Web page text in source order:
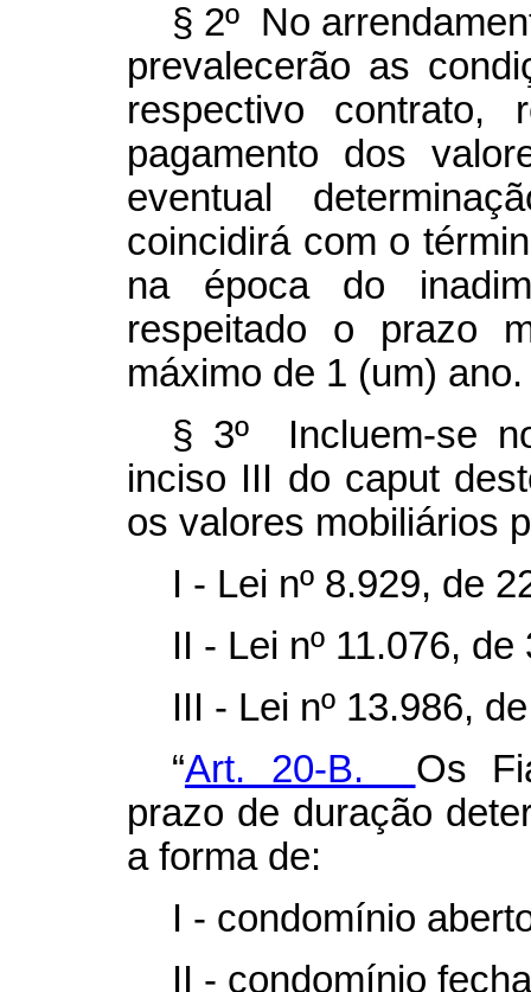
§ 2º No
prevalecerão as
respectivo
pagamento dos
eventual
coincidirá com o
na época do
respeitado o prazo
máximo de 1 (um) ano.
§ 3º Incluem-se
inciso III do caput
os valores mobiliários
I - Lei nº 8.929, de
II - Lei nº 11.076,
III - Lei nº 13.986,
“Art. 20-B. Os
prazo de duração
a forma de:
I - condomínio
II - condomínio